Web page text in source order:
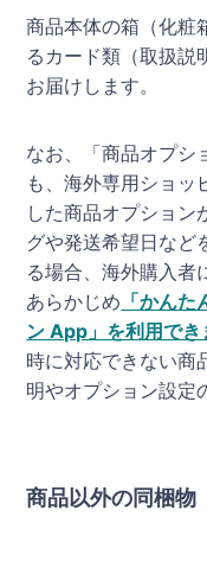
商品本体の箱（化粧
るカード類（取扱説
お届けします。
なお、「商品オプシ
も、海外専用ショッ
した商品オプション
グや発送希望日など
る場合、海外購入者
あらかじめ 「かん
ン App」を利用でき
時に対応できない商
明やオプション設定
商品以外の同梱物